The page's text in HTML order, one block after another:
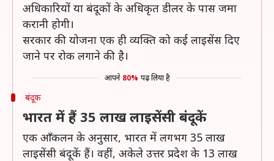
अधिकारियों या बंदूकों के अधिकृत डीलर के पास जमा
करानी होगी।
सरकार की योजना एक ही व्यक्ति को कई लाइसेंस दिए
जाने पर रोक लगाने की है।
आपने 80% पढ़ लिया है
बंदूक
भारत में हैं 35 लाख लाइसेंसी बंदूकें
एक आँकलन के अनुसार, भारत में लगभग 35 लाख
लाइसेंसी बंदूकें हैं। वहीं, अकेले उत्तर प्रदेश के 13 लाख